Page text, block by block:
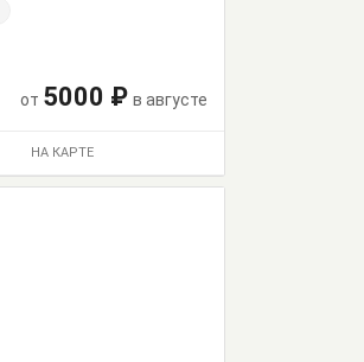
от 5000 ₽ в августе
НА КАРТЕ